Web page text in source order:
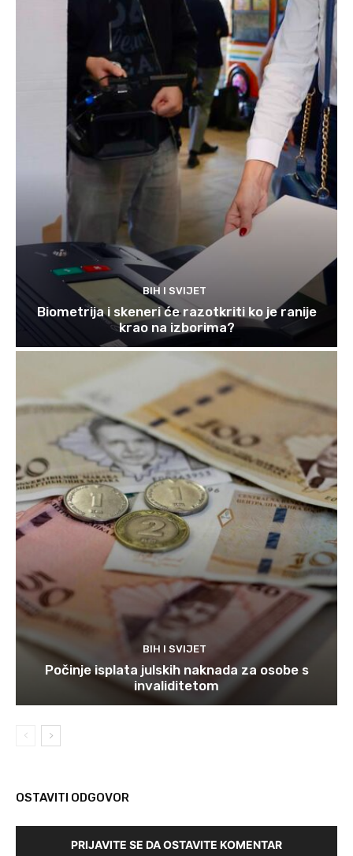
BIH I SVIJET
Biometrija i skeneri će razotkriti ko je ranije
krao na izborima?
BIH I SVIJET
Počinje isplata julskih naknada za osobe s
invaliditetom
OSTAVITI ODGOVOR
PRIJAVITE SE DA OSTAVITE KOMENTAR